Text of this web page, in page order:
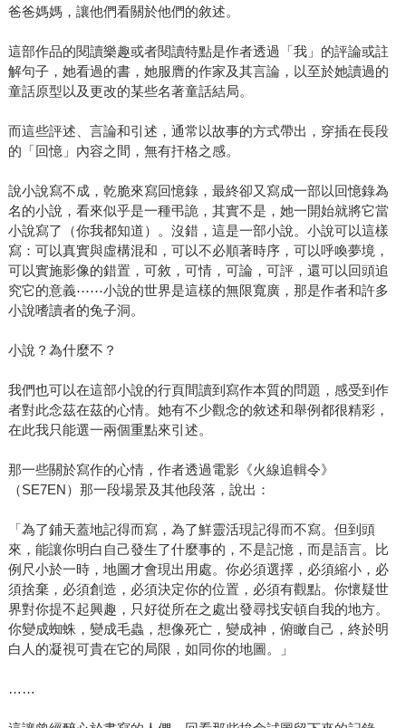
爸爸媽媽，讓他們看關於他們的敘述。
這部作品的閱讀樂趣或者閱讀特點是作者透過「我」的評論或註
解句子，她看過的書，她服膺的作家及其言論，以至於她讀過的
童話原型以及更改的某些名著童話結局。
而這些評述、言論和引述，通常以故事的方式帶出，穿插在長段
的「回憶」內容之間，無有扞格之感。
說小說寫不成，乾脆來寫回憶錄，最終卻又寫成一部以回憶錄為
名的小說，看來似乎是一種弔詭，其實不是，她一開始就將它當
小說寫了（你我都知道）。沒錯，這是一部小說。小說可以這樣
寫：可以真實與虛構混和，可以不必順著時序，可以呼喚夢境，
可以實施影像的錯置，可敘，可情，可論，可評，還可以回頭追
究它的意義⋯⋯小說的世界是這樣的無限寬廣，那是作者和許多
小說嗜讀者的兔子洞。
小說？為什麼不？
我們也可以在這部小說的行頁間讀到寫作本質的問題，感受到作
者對此念茲在茲的心情。她有不少觀念的敘述和舉例都很精彩，
在此我只能選一兩個重點來引述。
那一些關於寫作的心情，作者透過電影《火線追輯令》
（SE7EN）那一段場景及其他段落，說出：
「為了鋪天蓋地記得而寫，為了鮮靈活現記得而不寫。但到頭
來，能讓你明白自己發生了什麼事的，不是記憶，而是語言。比
例尺小於一時，地圖才會現出用處。你必須選擇，必須縮小，必
須捨棄，必須創造，必須決定你的位置，必須有觀點。你懷疑世
界對你提不起興趣，只好從所在之處出發尋找安頓自我的地方。
你變成蜘蛛，變成毛蟲，想像死亡，變成神，俯瞰自己，終於明
白人的凝視可貴在它的局限，如同你的地圖。」
……